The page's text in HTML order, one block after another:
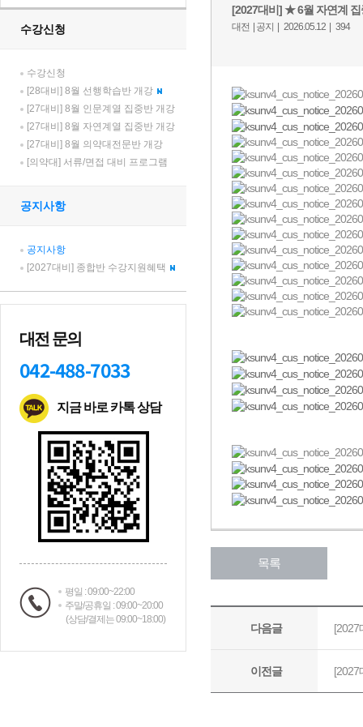
수강신청
수강신청
[28대비] 8월 선행학습반 개강
[27대비] 8월 인문계열 집중반 개강
[27대비] 8월 자연계열 집중반 개강
[27대비] 8월 의약대전문반 개강
[의약대] 서류/면접 대비 프로그램
공지사항
공지사항
[2027대비] 종합반 수강지원혜택
대전 문의
042-488-7033
지금 바로 카톡 상담
평일 : 09:00~22:00
주말/공휴일 : 09:00~20:00
(상담/결제는 09:00~18:00)